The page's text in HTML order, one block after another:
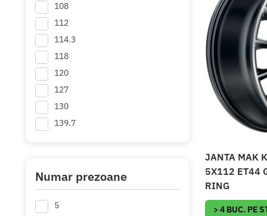
JANTA MAK
5X112 ET44
RING
> 4 BUC. PE
108
112
114.3
118
120
127
130
139.7
Numar prezoane
5